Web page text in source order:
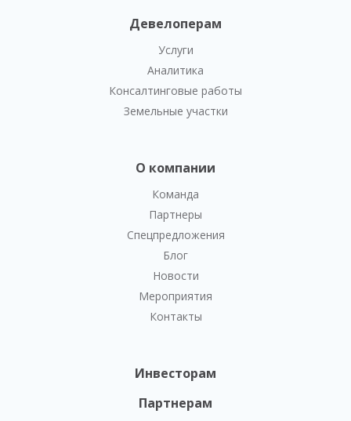
Девелоперам
Услуги
Аналитика
Консалтинговые работы
Земельные участки
О компании
Команда
Партнеры
Спецпредложения
Блог
Новости
Мероприятия
Контакты
Инвесторам
Партнерам